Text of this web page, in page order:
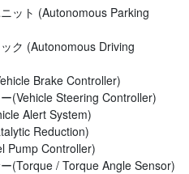
ット (Autonomous Parking
ク (Autonomous Driving
Brake Controller)
(Vehicle Steering Controller)
Alert System)
Reduction)
Pump Controller)
(Torque / Torque Angle Sensor)